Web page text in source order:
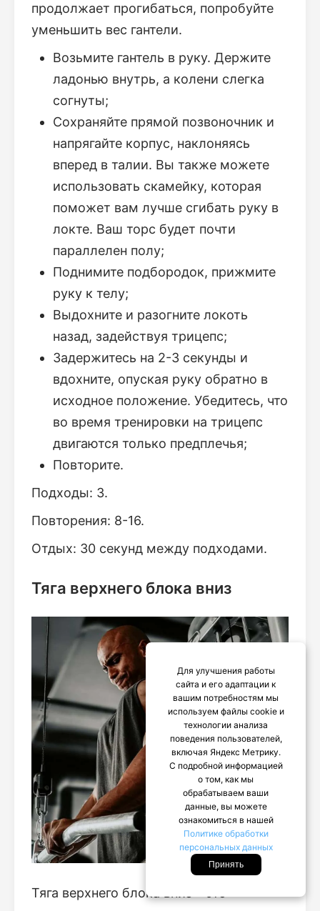
продолжает прогибаться, попробуйте
уменьшить вес гантели.
Возьмите гантель в руку. Держите
ладонью внутрь, а колени слегка
согнуты;
Сохраняйте прямой позвоночник и
напрягайте корпус, наклоняясь
вперед в талии. Вы также можете
использовать скамейку, которая
поможет вам лучше сгибать руку в
локте. Ваш торс будет почти
параллелен полу;
Поднимите подбородок, прижмите
руку к телу;
Выдохните и разогните локоть
назад, задействуя трицепс;
Задержитесь на 2-3 секунды и
вдохните, опуская руку обратно в
исходное положение. Убедитесь, что
во время тренировки на трицепс
двигаются только предплечья;
Повторите.
Подходы: 3.
Повторения: 8-16.
Отдых: 30 секунд между подходами.
Тяга верхнего блока вниз
Тяга верхнего блока вниз – это
Для улучшения работы
сайта и его адаптации к
вашим потребностям мы
используем файлы cookie и
технологии анализа
поведения пользователей,
включая Яндекс Метрику.
С подробной информацией
о том, как мы
обрабатываем ваши
данные, вы можете
ознакомиться в нашей
Политике обработки
персональных данных
Принять